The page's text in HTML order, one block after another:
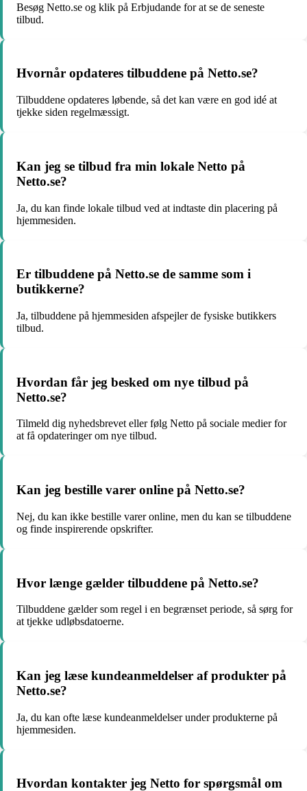
Besøg Netto.se og klik på Erbjudande for at se de seneste
tilbud.
Hvornår opdateres tilbuddene på Netto.se?
Tilbuddene opdateres løbende, så det kan være en god idé at
tjekke siden regelmæssigt.
Kan jeg se tilbud fra min lokale Netto på
Netto.se?
Ja, du kan finde lokale tilbud ved at indtaste din placering på
hjemmesiden.
Er tilbuddene på Netto.se de samme som i
butikkerne?
Ja, tilbuddene på hjemmesiden afspejler de fysiske butikkers
tilbud.
Hvordan får jeg besked om nye tilbud på
Netto.se?
Tilmeld dig nyhedsbrevet eller følg Netto på sociale medier for
at få opdateringer om nye tilbud.
Kan jeg bestille varer online på Netto.se?
Nej, du kan ikke bestille varer online, men du kan se tilbuddene
og finde inspirerende opskrifter.
Hvor længe gælder tilbuddene på Netto.se?
Tilbuddene gælder som regel i en begrænset periode, så sørg for
at tjekke udløbsdatoerne.
Kan jeg læse kundeanmeldelser af produkter på
Netto.se?
Ja, du kan ofte læse kundeanmeldelser under produkterne på
hjemmesiden.
Hvordan kontakter jeg Netto for spørgsmål om